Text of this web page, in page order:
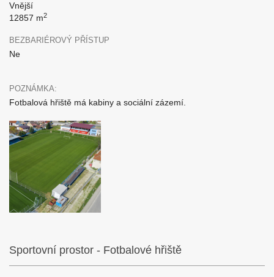
Vnější
12857 m2
BEZBARIÉROVÝ PŘÍSTUP
Ne
POZNÁMKA:
Fotbalová hřiště má kabiny a sociální zázemí.
Sportovní prostor - Fotbalové hřiště